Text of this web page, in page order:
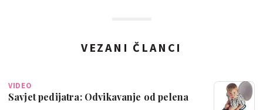
VEZANI ČLANCI
VIDEO
Savjet pedijatra: Odvikavanje od pelena